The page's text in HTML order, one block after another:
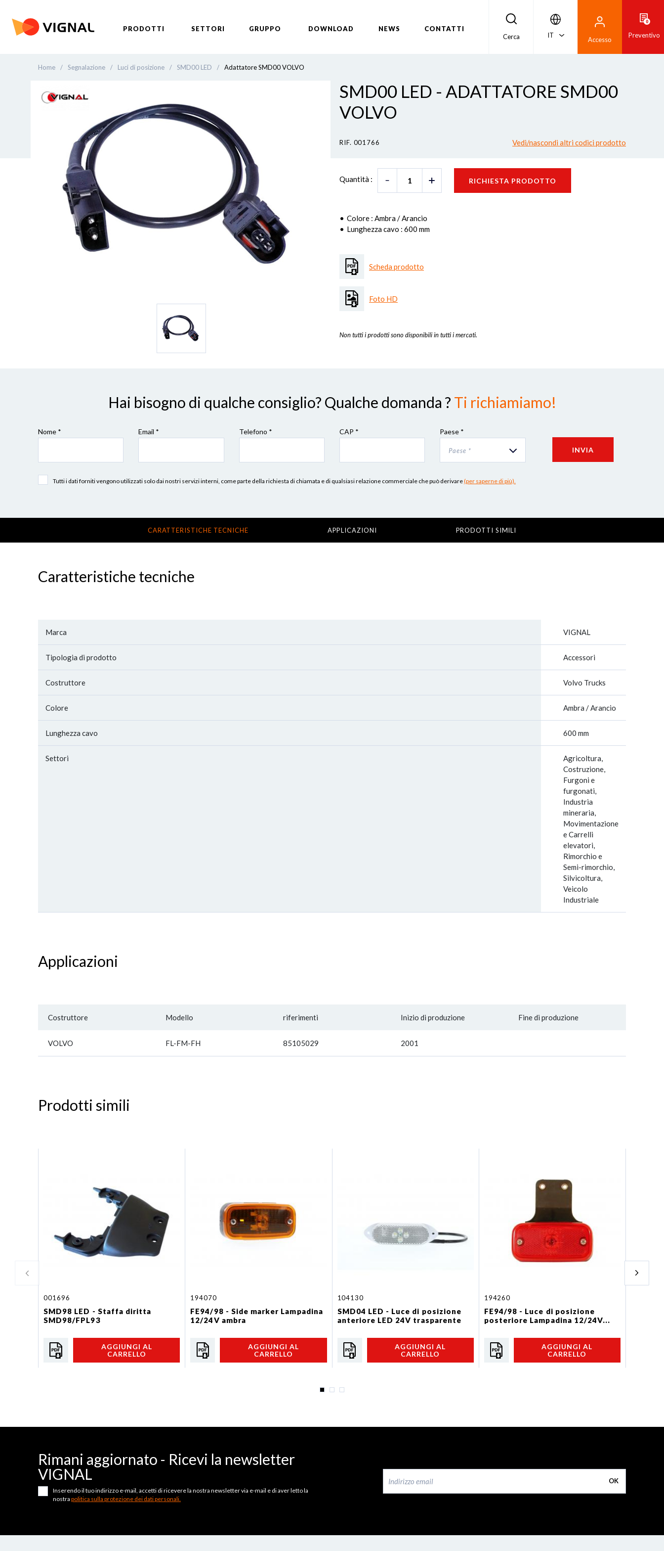
PRODOTTI SETTORI GRUPPO DOWNLOAD NEWS
CONTATTI
Cerca
IT
Accesso
0
Preventivo
Home / Segnalazione / Luci di posizione / SMD00 LED / Adattatore SMD00 VOLVO
SMD00 LED - ADATTATORE SMD00
VOLVO
RIF. 001766 Vedi/nascondi altri codici prodotto
Quantità : RICHIESTA PRODOTTO
Colore : Ambra / Arancio
Lunghezza cavo : 600 mm
Scheda prodotto
Foto HD
Non tutti i prodotti sono disponibili in tutti i mercati.
Hai bisogno di qualche consiglio? Qualche domanda ? Ti richiamiamo!
Nome * Email * Telefono * CAP * Paese *
Paese * INVIA
Tutti i dati forniti vengono utilizzati solo dai nostri servizi interni, come parte della richiesta di chiamata e di qualsiasi relazione commerciale che può derivare(per saperne di più).
CARATTERISTICHE TECNICHE APPLICAZIONI PRODOTTI SIMILI
Caratteristiche tecniche
Marca VIGNAL
Tipologia di prodotto Accessori
Costruttore Volvo Trucks
Colore Ambra / Arancio
Lunghezza cavo 600 mm
Settori
Agricoltura,
Costruzione,
Furgoni e
furgonati,
Industria
mineraria,
Movimentazione
e Carrelli
elevatori,
Rimorchio e
Semi-rimorchio,
Silvicoltura,
Veicolo
Industriale
Applicazioni
Costruttore Modello riferimenti Inizio di produzione Fine di produzione
VOLVO FL-FM-FH 85105029 2001
Prodotti simili
001696
SMD98 LED - Staffa diritta
SMD98/FPL93
AGGIUNGI AL
CARRELLO
194070
FE94/98 - Side marker Lampadina
12/24V ambra
AGGIUNGI AL
CARRELLO
104130
SMD04 LED - Luce di posizione
anteriore LED 24V trasparente
AGGIUNGI AL
CARRELLO
194260
FE94/98 - Luce di posizione
posteriore Lampadina 12/24V...
AGGIUNGI AL
CARRELLO
Rimani aggiornato - Ricevi la newsletter
VIGNAL
OK
Inserendo il tuo indirizzo e-mail, accetti di ricevere la nostra newsletter via e-mail e di aver letto la
nostra politica sulla protezione dei dati personali.